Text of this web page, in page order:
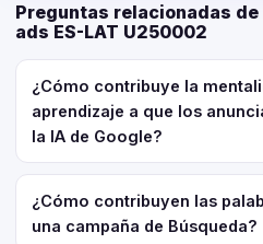
Preguntas relacionadas
ads ES-LAT U250002
¿Cómo contribuye la
aprendizaje a que los
la IA de Google?
¿Cómo contribuyen las
una campaña de Búsqueda?